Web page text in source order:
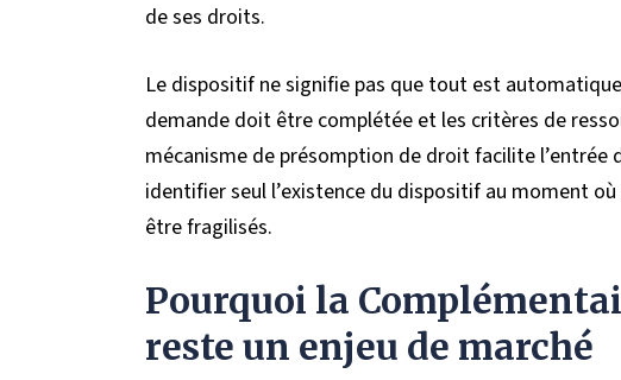
de ses droits.
Le dispositif ne signifie pas que tout est
demande doit être complétée et les critères de
mécanisme de présomption de droit facilite l’entrée
identifier seul l’existence du dispositif au moment
être fragilisés.
Pourquoi la
reste un enjeu de marché